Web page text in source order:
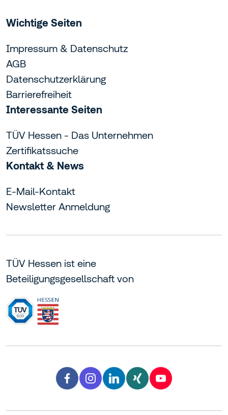
Wichtige Seiten
Impressum & Datenschutz
AGB
Datenschutzerklärung
Barrierefreiheit
Interessante Seiten
TÜV Hessen - Das Unternehmen
Zertifikatssuche
Kontakt & News
E-Mail-Kontakt
Newsletter Anmeldung
TÜV Hessen ist eine
Beteiligungsgesellschaft von
facebook
Facebook TÜV Hessen
instagram
Instagram TÜV Hessen
linkedin
LinkedIn TÜV Hessen
xing
Xing TÜV Hessen
youtube
YouTube TÜV